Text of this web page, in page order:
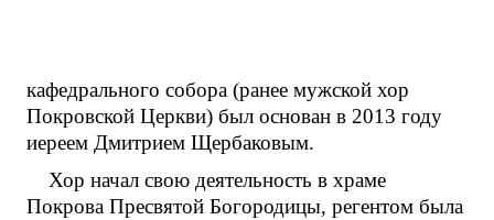
кафедрального собора (ранее мужской хор
Покровской Церкви) был основан в 2013 году
иереем Дмитрием Щербаковым.
Хор начал свою деятельность в храме
Покрова Пресвятой Богородицы, регентом была